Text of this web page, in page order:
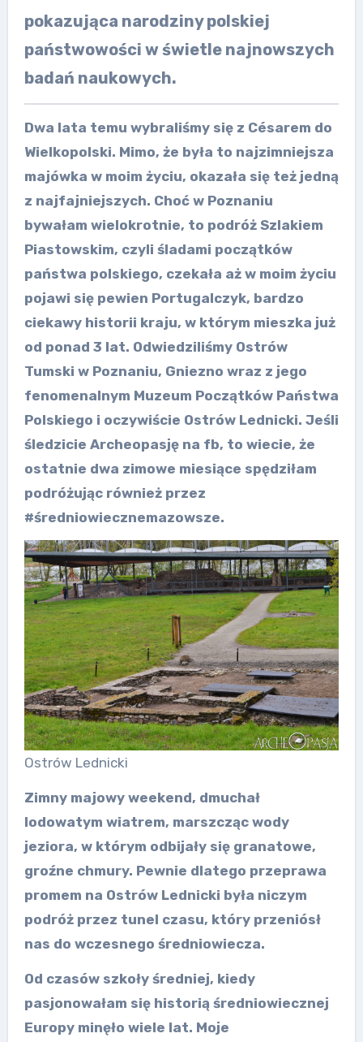
pokazująca narodziny polskiej
państwowości w świetle najnowszych
badań naukowych.
Dwa lata temu wybraliśmy się z Césarem do
Wielkopolski. Mimo, że była to najzimniejsza
majówka w moim życiu, okazała się też jedną
z najfajniejszych. Choć w Poznaniu
bywałam wielokrotnie, to podróż Szlakiem
Piastowskim, czyli śladami początków
państwa polskiego, czekała aż w moim życiu
pojawi się pewien Portugalczyk, bardzo
ciekawy historii kraju, w którym mieszka już
od ponad 3 lat. Odwiedziliśmy Ostrów
Tumski w Poznaniu, Gniezno wraz z jego
fenomenalnym Muzeum Początków Państwa
Polskiego i oczywiście Ostrów Lednicki. Jeśli
śledzicie Archeopasję na fb, to wiecie, że
ostatnie dwa zimowe miesiące spędziłam
podróżując również przez
#średniowiecznemazowsze.
Ostrów Lednicki
Zimny majowy weekend, dmuchał
lodowatym wiatrem, marszcząc wody
jeziora, w którym odbijały się granatowe,
groźne chmury. Pewnie dlatego przeprawa
promem na Ostrów Lednicki była niczym
podróż przez tunel czasu, który przeniósł
nas do wczesnego średniowiecza.
Od czasów szkoły średniej, kiedy
pasjonowałam się historią średniowiecznej
Europy minęło wiele lat. Moje